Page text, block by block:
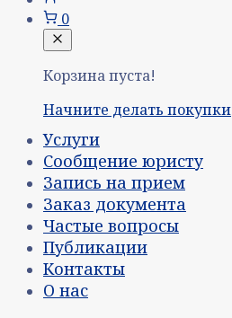
0
Корзина пуста!
Начните делать покупки
Услуги
Сообщение юристу
Запись на прием
Заказ документа
Частые вопросы
Публикации
Контакты
О нас